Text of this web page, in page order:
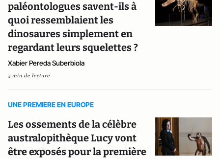
paléontologues savent-ils à
quoi ressemblaient les
dinosaures simplement en
regardant leurs squelettes ?
Xabier Pereda Suberbiola
5 min de lecture
UNE PREMIERE EN EUROPE
Les ossements de la célèbre
australopithèque Lucy vont
être exposés pour la première